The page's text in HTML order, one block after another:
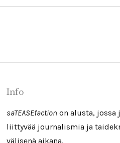
Info
saTEASEfaction on alusta,
liittyvää journalismia ja
välisenä aikana.